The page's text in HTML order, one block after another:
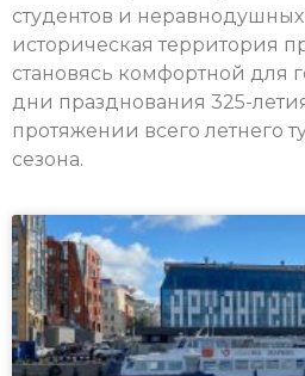
студентов и
историческая территория
становясь комфортной для
дни празднования 325-
протяжении всего летнего
сезона.